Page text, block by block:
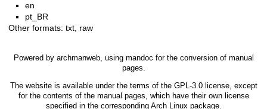
en
pt_BR
Other formats: txt, raw
Powered by archmanweb, using mandoc for the conversion of manual
pages.
The website is available under the terms of the GPL-3.0license, except
for the contents of the manual pages, which have their own license
specified in the corresponding Arch Linux package.